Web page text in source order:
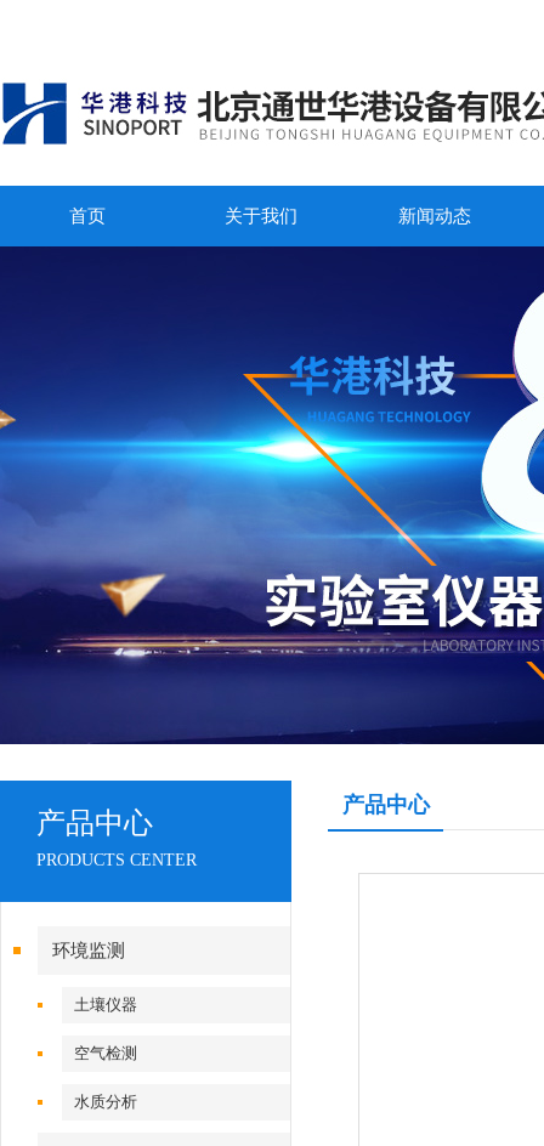
首页 关于我们 新闻动态
产品中心
PRODUCTS CENTER
环境监测
土壤仪器
空气检测
水质分析
产品中心